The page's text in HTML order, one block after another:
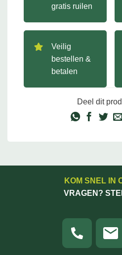
gratis ruilen
Veilig
bestellen &
betalen
Deel dit
KOM SNEL IN
VRAGEN?